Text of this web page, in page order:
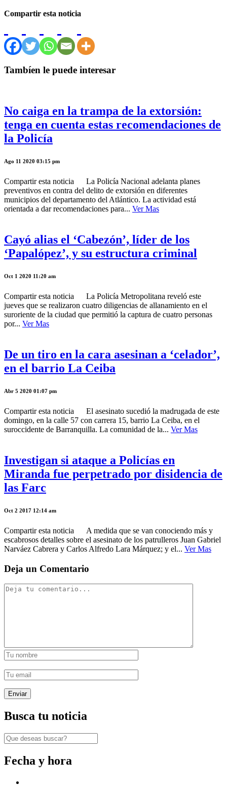
Compartir esta noticia
Tambíen le puede interesar
No caiga en la trampa de la extorsión:
tenga en cuenta estas recomendaciones de
la Policía
Ago 11 2020 03:15 pm
Compartir esta noticia La Policía Nacional adelanta planes
preventivos en contra del delito de extorsión en diferentes
municipios del departamento del Atlántico. La actividad está
orientada a dar recomendaciones para... Ver Mas
Cayó alias el ‘Cabezón’, líder de los
‘Papalópez’, y su estructura criminal
Oct 1 2020 11:20 am
Compartir esta noticia La Policía Metropolitana reveló este
jueves que se realizaron cuatro diligencias de allanamiento en el
suroriente de la ciudad que permitió la captura de cuatro personas
por... Ver Mas
De un tiro en la cara asesinan a ‘celador’,
en el barrio La Ceiba
Abr 5 2020 01:07 pm
Compartir esta noticia El asesinato sucedió la madrugada de este
domingo, en la calle 57 con carrera 15, barrio La Ceiba, en el
suroccidente de Barranquilla. La comunidad de la... Ver Mas
Investigan si ataque a Policías en
Miranda fue perpetrado por disidencia de
las Farc
Oct 2 2017 12:14 am
Compartir esta noticia A medida que se van conociendo más y
escabrosos detalles sobre el asesinato de los patrulleros Juan Gabriel
Narváez Cabrera y Carlos Alfredo Lara Márquez; y el... Ver Mas
Deja un Comentario
Busca tu noticia
Fecha y hora